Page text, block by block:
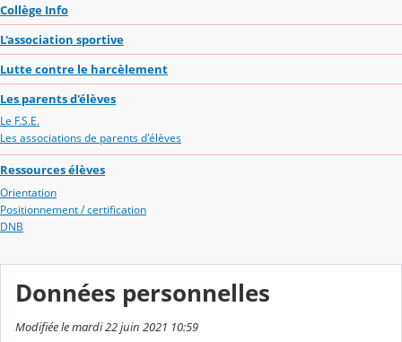
Collège Info
L'association sportive
Lutte contre le harcèlement
Les parents d'élèves
Le F.S.E.
Les associations de parents d'élèves
Ressources élèves
Orientation
Positionnement / certification
DNB
Données personnelles
Modifiée le mardi 22 juin 2021 10:59